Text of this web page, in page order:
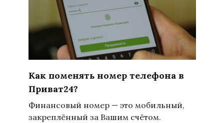
Как поменять номер телефона в
Приват24?
Финансовый номер — это мобильный,
закреплённый за Вашим счётом.